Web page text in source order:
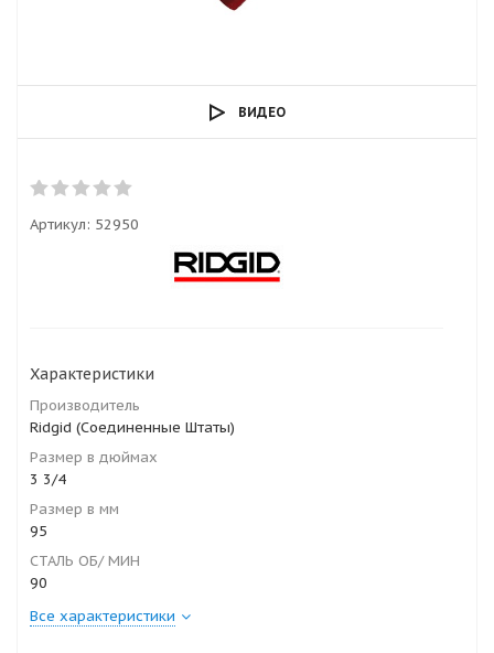
ВИДЕО
Артикул: 52950
Характеристики
Производитель
Ridgid (Соединенные Штаты)
Размер в дюймах
3 3/4
Размер в мм
95
СТАЛЬ ОБ/ МИН
90
Все характеристики